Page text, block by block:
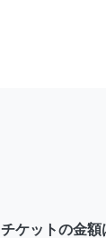
チケットの金額